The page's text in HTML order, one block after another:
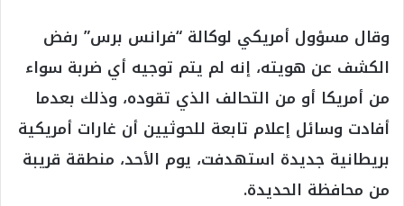
وقال مسؤول أمريكي لوكالة “فرانس برس” رفض
الكشف عن هويته، إنه لم يتم توجيه أي ضربة سواء
من أمريكا أو من التحالف الذي تقوده، وذلك بعدما
أفادت وسائل إعلام تابعة للحوثيين أن غارات أمريكية
بريطانية جديدة استهدفت، يوم الأحد، منطقة قريبة
من محافظة الحديدة.